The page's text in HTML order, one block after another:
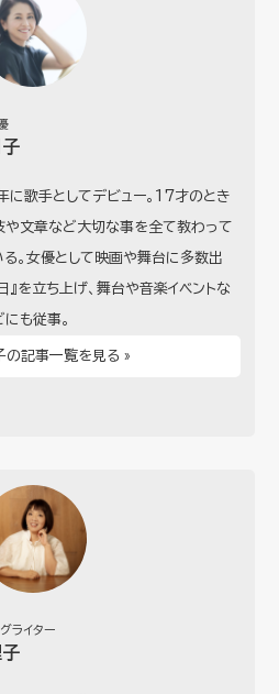
に歌手としてデビュー。17才のとき
や文章など大切な事を全て教わって
。女優として映画や舞台に多数出
を立ち上げ、舞台や音楽イベントな
も従事。
の記事一覧を見る »
ライター